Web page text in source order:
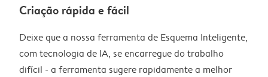
Criação rápida e fácil
Deixe que a nossa ferramenta de Esquema Inteligente,
com tecnologia de IA, se encarregue do trabalho
difícil - a ferramenta sugere rapidamente a melhor